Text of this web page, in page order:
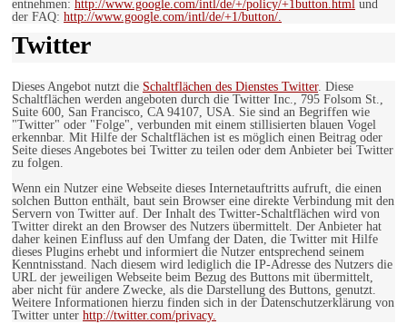
entnehmen: http://www.google.com/intl/de/+/policy/+1button.html und
der FAQ: http://www.google.com/intl/de/+1/button/.
Twitter
Dieses Angebot nutzt die Schaltflächen des Dienstes Twitter. Diese
Schaltflächen werden angeboten durch die Twitter Inc., 795 Folsom St.,
Suite 600, San Francisco, CA 94107, USA. Sie sind an Begriffen wie
"Twitter" oder "Folge", verbunden mit einem stillisierten blauen Vogel
erkennbar. Mit Hilfe der Schaltflächen ist es möglich einen Beitrag oder
Seite dieses Angebotes bei Twitter zu teilen oder dem Anbieter bei Twitter
zu folgen.
Wenn ein Nutzer eine Webseite dieses Internetauftritts aufruft, die einen
solchen Button enthält, baut sein Browser eine direkte Verbindung mit den
Servern von Twitter auf. Der Inhalt des Twitter-Schaltflächen wird von
Twitter direkt an den Browser des Nutzers übermittelt. Der Anbieter hat
daher keinen Einfluss auf den Umfang der Daten, die Twitter mit Hilfe
dieses Plugins erhebt und informiert die Nutzer entsprechend seinem
Kenntnisstand. Nach diesem wird lediglich die IP-Adresse des Nutzers die
URL der jeweiligen Webseite beim Bezug des Buttons mit übermittelt,
aber nicht für andere Zwecke, als die Darstellung des Buttons, genutzt.
Weitere Informationen hierzu finden sich in der Datenschutzerklärung von
Twitter unter http://twitter.com/privacy.